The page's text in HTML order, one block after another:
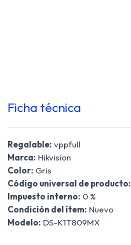
Ficha técnica
Regalable: vppfull
Marca: Hikvision
Color: Gris
Código universal de producto:
Impuesto interno: 0 %
Condición del ítem: Nuevo
Modelo: DS-K1T809MX